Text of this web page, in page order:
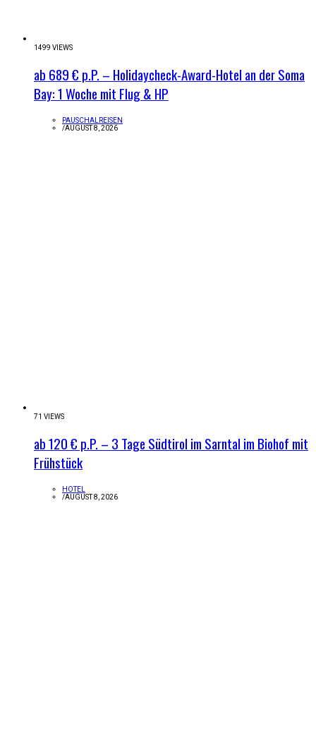
1499 VIEWS
ab 689 € p.P. – Holidaycheck-Award-Hotel an der Soma
Bay: 1 Woche mit Flug & HP
PAUSCHALREISEN
/AUGUST 8, 2026
71 VIEWS
ab 120 € p.P. – 3 Tage Südtirol im Sarntal im Biohof mit
Frühstück
HOTEL
/AUGUST 8, 2026